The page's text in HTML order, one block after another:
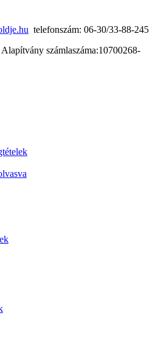
telefonszám: 06-30/33-88-245
számlaszáma:10700268-